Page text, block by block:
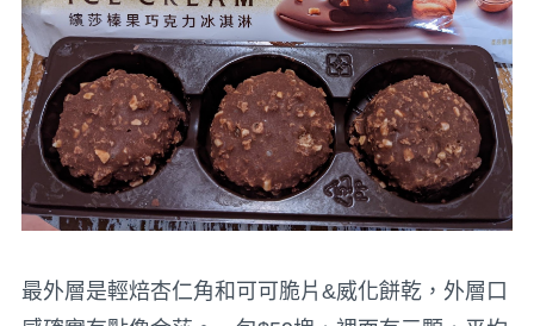
最外層是輕焙杏仁角和可可脆片&威化餅乾，外層口